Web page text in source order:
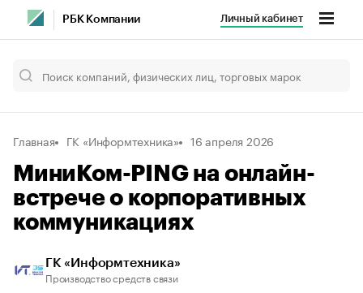
РБК Компании Личный кабинет
Главная ГК «Информтехника» 16 апреля 2026
МиниКом-PING на онлайн-
встрече о корпоративных
коммуникациях
ГК «Информтехника»
Производство средств связи